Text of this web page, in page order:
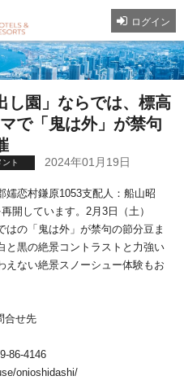
ログイン
し園」ならでは、標高
で「鬼は外」が禁句
ント 2024年01月19日
嬬恋村鎌原1053支配人：船山昭
開しています。2月3日（土）
はの「鬼は外」が禁句の節分豆ま
と黒の絶景コントラストと力強い
えない絶景スノーシュー体験もお
合せ先
86-4146
onioshidashi/